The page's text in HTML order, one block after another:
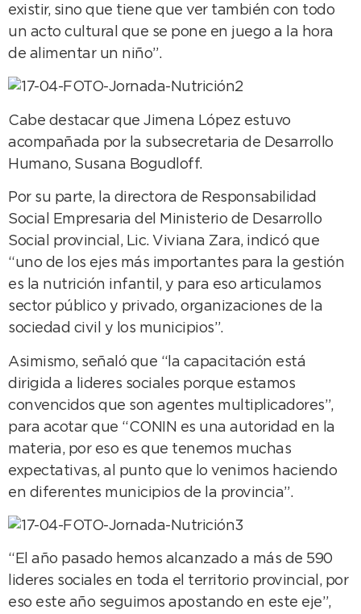
existir, sino que tiene que ver también con todo
un acto cultural que se pone en juego a la hora
de alimentar un niño”.
Cabe destacar que Jimena López estuvo
acompañada por la subsecretaria de Desarrollo
Humano, Susana Bogudloff.
Por su parte, la directora de Responsabilidad
Social Empresaria del Ministerio de Desarrollo
Social provincial, Lic. Viviana Zara, indicó que
“uno de los ejes más importantes para la gestión
es la nutrición infantil, y para eso articulamos
sector público y privado, organizaciones de la
sociedad civil y los municipios”.
Asimismo, señaló que “la capacitación está
dirigida a lideres sociales porque estamos
convencidos que son agentes multiplicadores”,
para acotar que “CONIN es una autoridad en la
materia, por eso es que tenemos muchas
expectativas, al punto que lo venimos haciendo
en diferentes municipios de la provincia”.
“El año pasado hemos alcanzado a más de 590
lideres sociales en toda el territorio provincial, por
eso este año seguimos apostando en este eje”,